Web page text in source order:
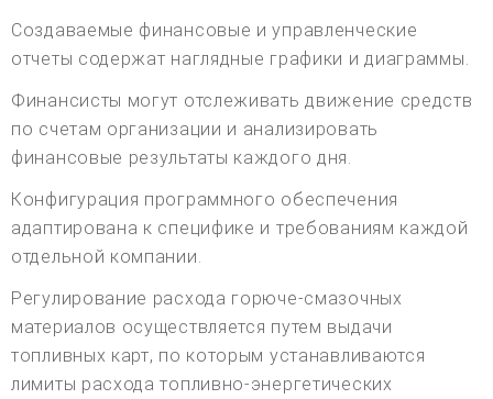
Создаваемые финансовые и управленческие
отчеты содержат наглядные графики и диаграммы.
Финансисты могут отслеживать движение средств
по счетам организации и анализировать
финансовые результаты каждого дня.
Конфигурация программного обеспечения
адаптирована к специфике и требованиям каждой
отдельной компании.
Регулирование расхода горюче-смазочных
материалов осуществляется путем выдачи
топливных карт, по которым устанавливаются
лимиты расхода топливно-энергетических